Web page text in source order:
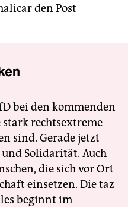
den Post
bei den kommenden
rechtsextreme
sind. Gerade jetzt
Solidarität. Auch
die sich vor Ort
einsetzen. Die taz
beginnt im